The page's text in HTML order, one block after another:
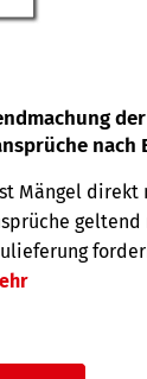
der
nach
Mängel direkt
geltend